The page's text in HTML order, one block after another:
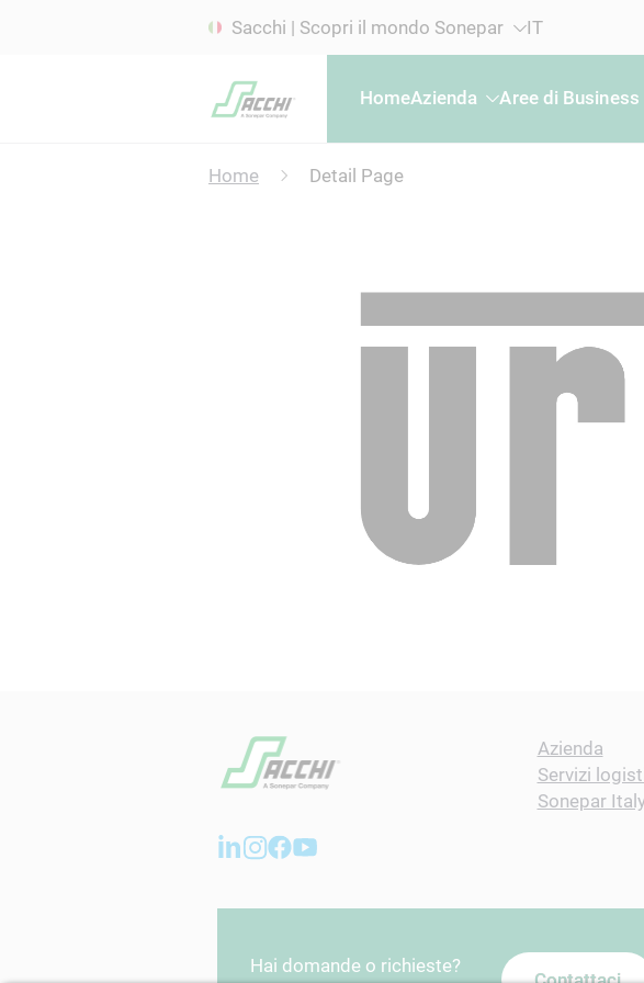
Sacchi | Scopri il mondo Sonepar IT
HomeAzienda Aree di Business
Home Detail Page
Azienda
Servizi
Sonepar
Hai domande o richieste?